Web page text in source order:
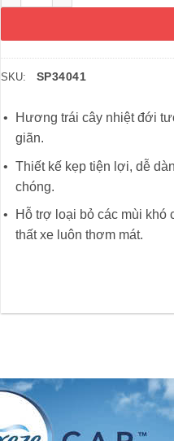
SKU: SP34041
Hương trái cây nhiệt đới
giãn.
Thiết kế kẹp tiện lợi, dễ
chóng.
Hỗ trợ loại bỏ các mùi khó
thất xe luôn thơm mát.